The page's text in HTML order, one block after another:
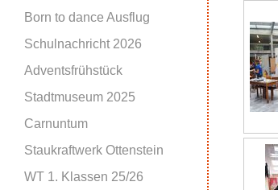
Born to dance Ausflug
Schulnachricht 2026
Adventsfrühstück
Stadtmuseum 2025
Carnuntum
Staukraftwerk Ottenstein
WT 1. Klassen 25/26